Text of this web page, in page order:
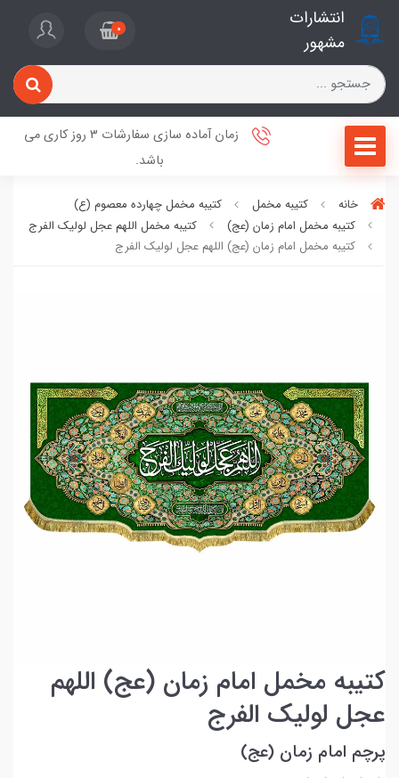
انتشارات
مشهور
0
زمان آماده سازی سفارشات 3 روز کاری می
باشد.
خانه کتیبه مخمل
کتیبه مخمل چهارده معصوم (ع)
کتیبه مخمل امام زمان (عج)
کتیبه مخمل اللهم عجل لولیک الفرج
کتیبه مخمل امام زمان (عج) اللهم عجل لولیک الفرج
کتیبه مخمل امام زمان (عج) اللهم
عجل لولیک الفرج
پرچم امام زمان (عج)